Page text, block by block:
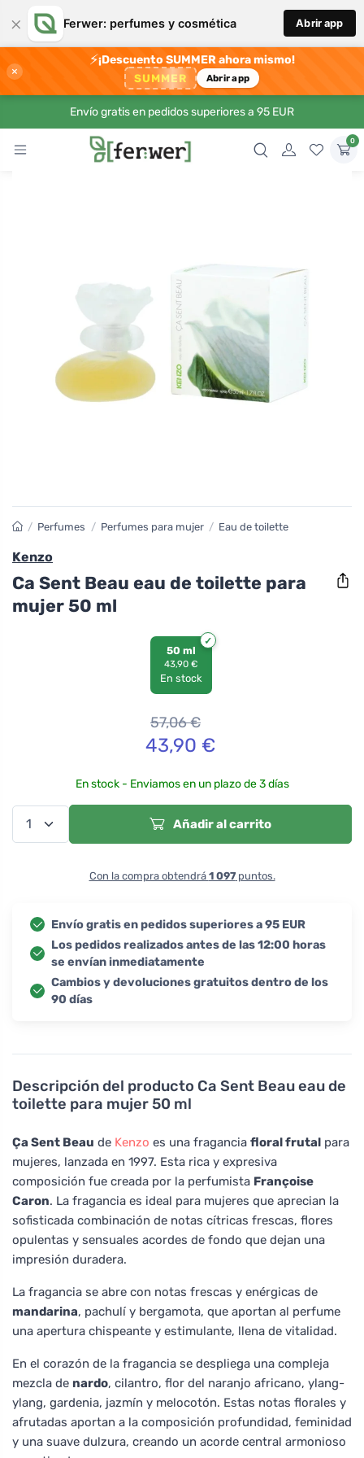
× Ferwer: perfumes y cosmética Abrir app
×
⚡¡Descuento SUMMER ahora mismo!
SUMMER Abrir app
Envío gratis en pedidos superiores a 95 EUR
0
Descripción del producto Ca Sent Beau eau de
toilette para mujer 50 ml
Ça Sent Beau de Kenzo es una fragancia floral frutal para
mujeres, lanzada en 1997. Esta rica y expresiva
composición fue creada por la perfumista Françoise
Caron. La fragancia es ideal para mujeres que aprecian la
sofisticada combinación de notas cítricas frescas, flores
opulentas y sensuales acordes de fondo que dejan una
impresión duradera.
La fragancia se abre con notas frescas y enérgicas de
mandarina, pachulí y bergamota, que aportan al perfume
una apertura chispeante y estimulante, llena de vitalidad.
En el corazón de la fragancia se despliega una compleja
mezcla de nardo, cilantro, flor del naranjo africano, ylang-
ylang, gardenia, jazmín y melocotón. Estas notas florales y
afrutadas aportan a la composición profundidad, feminidad
y una suave dulzura, creando un acorde central armonioso
/ Perfumes / Perfumes para mujer / Eau de toilette
Kenzo
Ca Sent Beau eau de toilette para
mujer 50 ml
50 ml
43,90 €
En stock
57,06€
43,90 €
En stock - Enviamos en un plazo de 3 días
Añadir al carrito
Con la compra obtendrá 1 097puntos.
Envío gratis en pedidos superiores a 95 EUR
Los pedidos realizados antes de las 12:00 horas
se envían inmediatamente
Cambios y devoluciones gratuitos dentro de los
90 días